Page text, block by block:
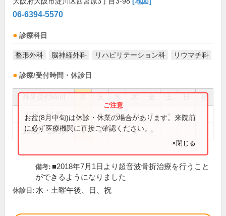
06-6394-5570
診療科目
整形外科 脳神経外科 リハビリテーション科 リウマチ科
診療/受付時間・休診日
祝
9:00～12:30 ● ● ● ● ●
16:00～19:00 ● ● ●
お盆(8月中旬)は休診・休業の場合があります。来院前
に必ず医療機関に直接ご確認ください。
×閉じる
備考: ■2018年7月1日より超音波骨折治療を行うこと
ができるようになりました
休診日: 水・土曜午後、日、祝